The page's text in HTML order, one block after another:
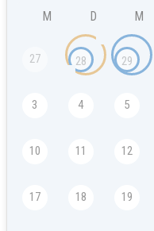
M D M
27 28 29
3 4 5
10 11 12
17 18 19